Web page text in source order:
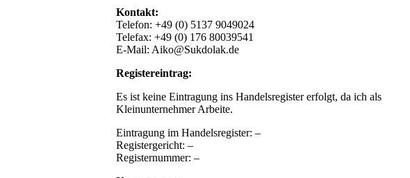
Kontakt:
Telefon: +49 (0) 5137 9049024
Telefax: +49 (0) 176 80039541
E-Mail: Aiko@Sukdolak.de
Registereintrag:
Es ist keine Eintragung ins Handelsregister erfolgt, da ich als
Kleinunternehmer Arbeite.
Eintragung im Handelsregister: –
Registergericht: –
Registernummer: –